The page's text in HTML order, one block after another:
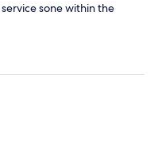
sone within the